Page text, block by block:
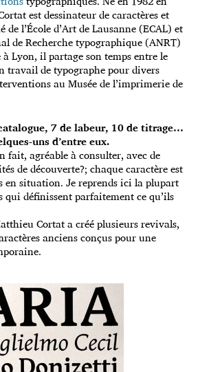
est dessinateur de caractères et
l’École d’Art de Lausanne (ECAL) et
de Recherche typographique (ANRT)
Lyon, il partage son temps entre le
travail de typographe pour divers
au Musée de l’imprimerie de
7 de labeur, 10 de titrage…
uns d’entre eux.
fait, agréable à consulter, avec de
de découverte?; chaque caractère est
en situation. Je reprends ici la plupart
qui définissent parfaitement ce qu’ils
Cortat a créé plusieurs revivals,
anciens conçus pour une